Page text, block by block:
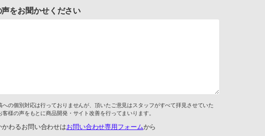
をお聞かせください
への個別対応は行っておりませんが、頂いたご意見はスタッフがすべて拝見させていた
客様の声をもとに商品開発・サイト改善を行ってまいります。
かわるお問い合わせはお問い合わせ専用フォームから